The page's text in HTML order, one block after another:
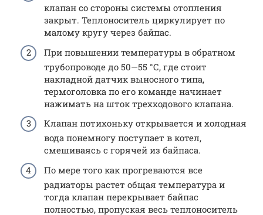
клапан со стороны системы отопления
закрыт. Теплоноситель циркулирует по
малому кругу через байпас.
При повышении температуры в обратном
трубопроводе до 50—55 °С, где стоит
накладной датчик выносного типа,
термоголовка по его команде начинает
нажимать на шток трехходового клапана.
Клапан потихоньку открывается и холодная
вода понемногу поступает в котел,
смешиваясь с горячей из байпаса.
По мере того как прогреваются все
радиаторы растет общая температура и
тогда клапан перекрывает байпас
полностью, пропуская весь теплоноситель